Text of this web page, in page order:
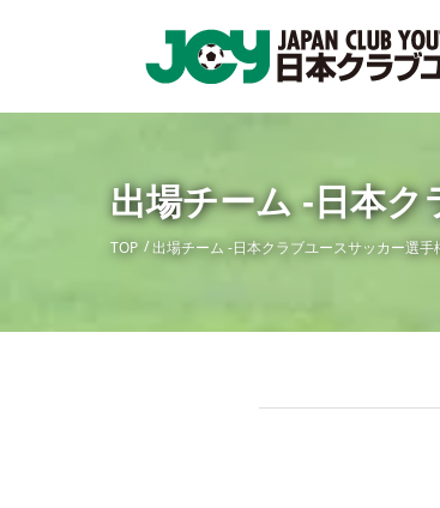
出場チーム -日本ク
TOP 出場チーム -日本クラブユースサッカー選手